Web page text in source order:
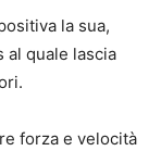
la sua,
al quale lascia
forza e velocità